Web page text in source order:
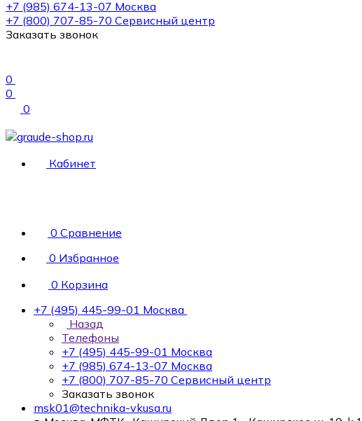
+7 (985) 674-13-07 Москва
+7 (800) 707-85-70 Сервисный центр
Заказать звонок
0
0
0
Кабинет
0 Сравнение
0 Избранное
0 Корзина
+7 (495) 445-99-01 Москва
Назад
Телефоны
+7 (495) 445-99-01 Москва
+7 (985) 674-13-07 Москва
+7 (800) 707-85-70 Сервисный центр
Заказать звонок
msk01@technika-vkusa.ru